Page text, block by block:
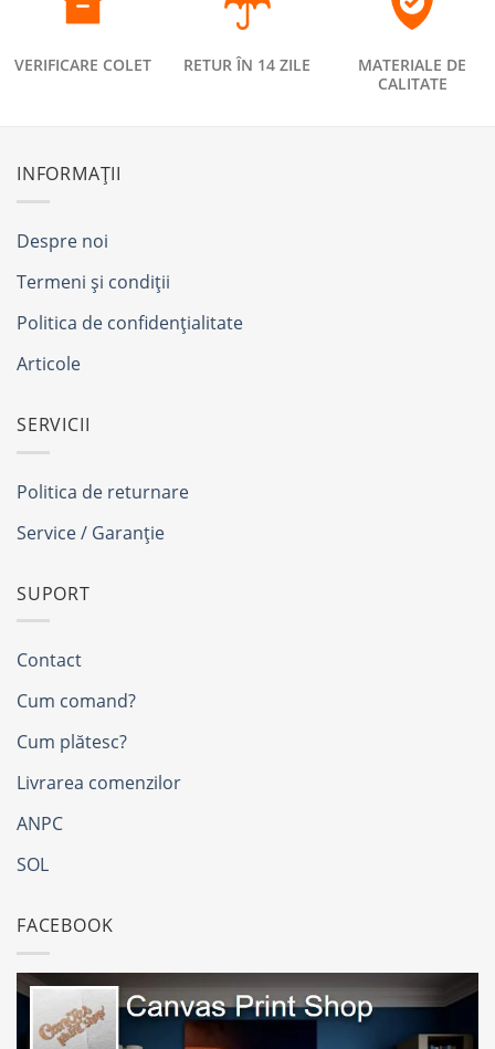
VERIFICARE COLET RETUR ÎN 14 ZILE
MATERIALE DE
CALITATE
INFORMAȚII
Despre noi
Termeni și condiții
Politica de confidențialitate
Articole
SERVICII
Politica de returnare
Service / Garanție
SUPORT
Contact
Cum comand?
Cum plătesc?
Livrarea comenzilor
ANPC
SOL
FACEBOOK